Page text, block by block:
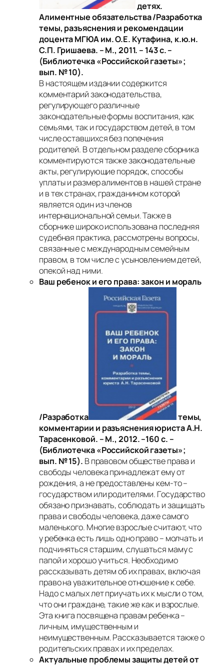
детях.
Алиментные обязательства /Разработка
темы, разъяснения и рекомендации
доцента МГЮА им. О.Е. Кутафина, к.ю.н.
С.П. Гришаева. – М., 2011. – 143 с. –
(Библиотечка «Российской газеты»;
вып. № 10).
В настоящем издании содержится
комментарий законодательства,
регулирующего различные
законодательные формы воспитания, как
семьями, так и государством детей, в том
числе оставшихся без попечения
родителей. В отдельном разделе сборника
комментируются также законодательные
акты, регулирующие порядок, способы
уплаты и размер алиментов в нашей стране
и в тех странах, гражданином которой
является один из членов
интернациональной семьи. Также в
сборнике широко использована последняя
судебная практика, рассмотрены вопросы,
связанные с международным семейным
правом, в том числе с усыновлением детей,
опекой над ними.
Ваш ребенок и его права: закон и мораль
/Разработка
темы,
комментарии и разъяснения юриста А.Н.
Тарасенковой. – М., 2012. –160 с. –
(Библиотечка «Российской газеты»;
вып. № 15). В правовом обществе права и
свободы человека принадлежат ему от
рождения, а не предоставлены кем-то –
государством или родителями. Государство
обязано признавать, соблюдать и защищать
права и свободы человека, даже самого
маленького. Многие взрослые считают, что
у ребенка есть лишь одно право – молчать и
подчиняться старшим, слушаться маму с
папой и хорошо учиться. Необходимо
рассказывать детям об их правах, включая
право на уважительное отношение к себе.
Надо с малых лет приучать их к мысли о том,
что они граждане, такие же как и взрослые.
Эта книга посвящена правам ребенка –
личным, имущественным и
неимущественным. Рассказывается также о
родительских правах и их пределах.
Актуальные проблемы защиты детей от